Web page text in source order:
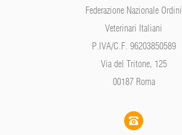
Federazione Nazionale Ordini
Veterinari Italiani
P.IVA/C.F. 96203850589
Via del Tritone, 125
00187 Roma